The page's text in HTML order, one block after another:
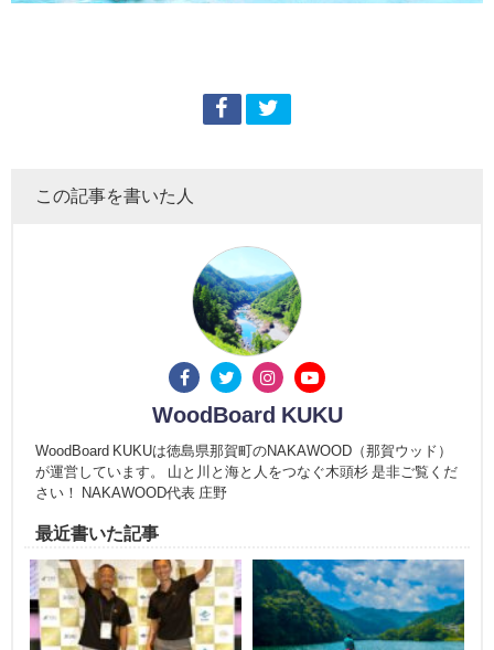
この記事を書いた人
WoodBoard KUKU
WoodBoard KUKUは徳島県那賀町のNAKAWOOD（那賀ウッド）
が運営しています。 山と川と海と人をつなぐ木頭杉 是非ご覧くだ
さい！ NAKAWOOD代表 庄野
最近書いた記事